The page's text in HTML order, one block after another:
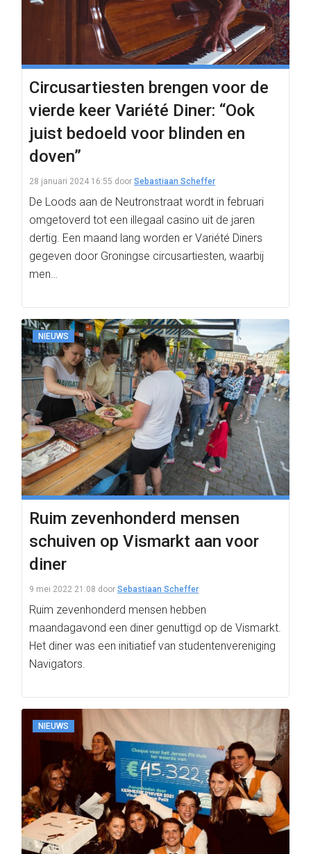
Circusartiesten brengen voor de
vierde keer Variété Diner: “Ook
juist bedoeld voor blinden en
doven”
28 januari 2024 16:55 door Sebastiaan Scheffer
De Loods aan de Neutronstraat wordt in februari
omgetoverd tot een illegaal casino uit de jaren
dertig. Een maand lang worden er Variété Diners
gegeven door Groningse circusartiesten, waarbij
men…
NIEUWS
Ruim zevenhonderd mensen
schuiven op Vismarkt aan voor
diner
9 mei 2022 21:08 door Sebastiaan Scheffer
Ruim zevenhonderd mensen hebben
maandagavond een diner genuttigd op de Vismarkt.
Het diner was een initiatief van studentenvereniging
Navigators.
NIEUWS